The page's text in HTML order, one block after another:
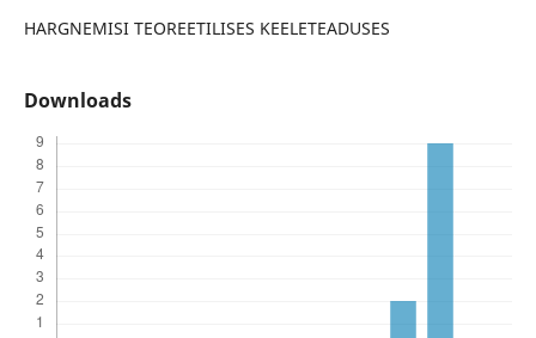
HARGNEMISI TEOREETILISES KEELETEADUSES
Downloads